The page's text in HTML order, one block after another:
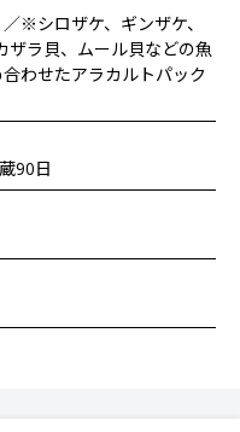
※シロザケ、ギンザケ、
ザラ貝、ムール貝などの魚
わせたアラカルトパック
90日